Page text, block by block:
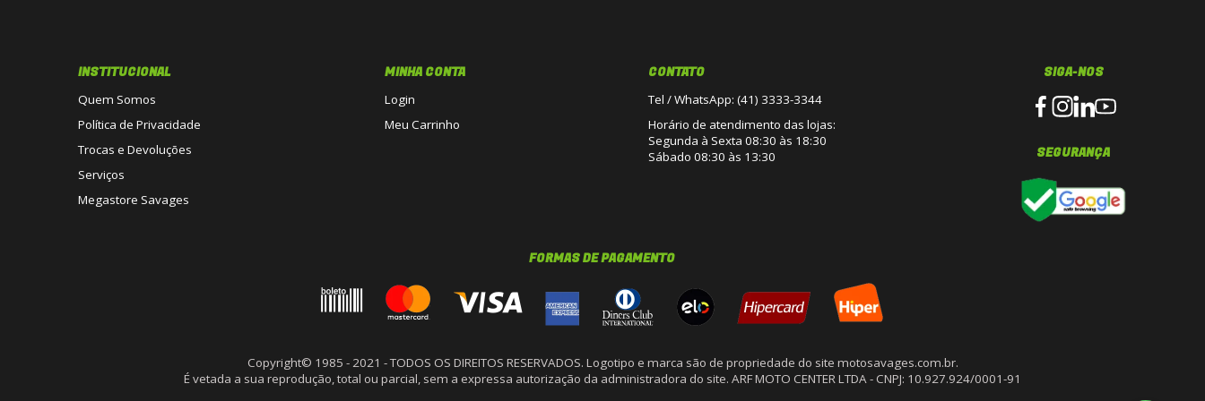
INSTITUCIONAL
Quem Somos
Política de Privacidade
Trocas e Devoluções
Serviços
Megastore Savages
MINHA CONTA
Login
Meu Carrinho
CONTATO
Tel / WhatsApp: (41) 3333-3344
Horário de atendimento das lojas:
Segunda à Sexta 08:30 às 18:30
Sábado 08:30 às 13:30
SIGA-NOS
SEGURANÇA
FORMAS DE PAGAMENTO
Copyright© 1985 - 2021 - TODOS OS DIREITOS RESERVADOS. Logotipo e marca são de propriedade do site motosavages.com.br.
É vetada a sua reprodução, total ou parcial, sem a expressa autorização da administradora do site. ARF MOTO CENTER LTDA - CNPJ: 10.927.924/0001-91